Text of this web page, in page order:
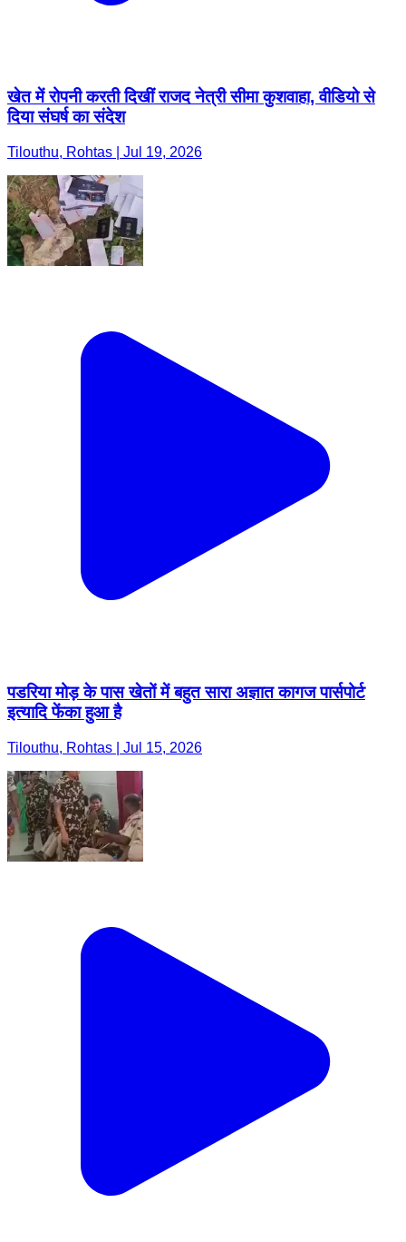
खेत में रोपनी करती दिखीं राजद नेत्री सीमा कुशवाहा, वीडियो से
दिया संघर्ष का संदेश
Tilouthu, Rohtas | Jul 19, 2026
पडरिया मोड़ के पास खेतों में बहुत सारा अज्ञात कागज पार्सपोर्ट
इत्यादि फेंका हुआ है
Tilouthu, Rohtas | Jul 15, 2026